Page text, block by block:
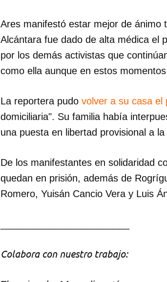
Ares manifestó estar mejor de
Alcántara fue dado de alta médica el
por los demás activistas que
como ella aunque en estos
La reportera pudo volver a su casa el
domiciliaria". Su familia había
una puesta en libertad provisional a
De los manifestantes en solidaridad
quedan en prisión, además de
Romero, Yuisán Cancio Vera y Luis
Colabora con nuestro trabajo: